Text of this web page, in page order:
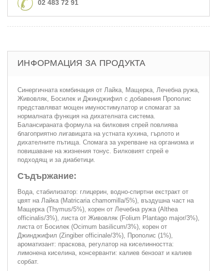
02 483 72 91
ИНФОРМАЦИЯ ЗА ПРОДУКТА
Синергичната комбинация от Лайка, Мащерка, Лечебна ружа,
Живовляк, Босилек и Джинджифил с добавения Прополис
представляват мощен имуностимулатор и спомагат за
нормалната функция на дихателната система.
Балансираната формула на билковия спрей повлиява
благоприятно лигавицата на устната кухина, гърлото и
дихателните пътища. Спомага за укрепване на организма и
повишаване на жизнения тонус. Билковият спрей е
подходящ и за диабетици.
Съдържание:
Вода, стабилизатор: глицерин, водно-спиртни екстракт от
цвят на Лайка (Matricaria chamomilla/5%), въздушна част на
Мащерка (Thymus/5%), корен от Лечебна ружа (Althea
officinalis/3%), листа от Живовляк (Folium Plantago major/3%),
листа от Босилек (Ocimum basilicum/3%), корен от
Джинджифил (Zingiber officinale/3%), Прополис (1%),
ароматизант: праскова, регулатор на киселинността:
лимонена киселина, консерванти: калиев бензоат и калиев
сорбат.